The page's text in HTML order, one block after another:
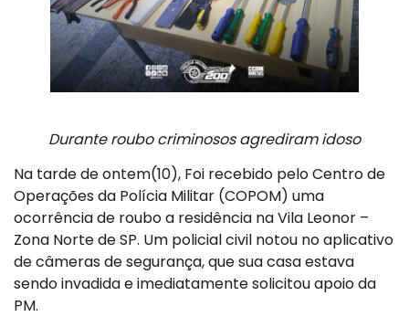
Durante roubo criminosos agrediram idoso
Na tarde de ontem(10), Foi recebido pelo Centro de
Operações da Polícia Militar (COPOM) uma
ocorrência de roubo a residência na Vila Leonor –
Zona Norte de SP. Um policial civil notou no aplicativo
de câmeras de segurança, que sua casa estava
sendo invadida e imediatamente solicitou apoio da
PM.